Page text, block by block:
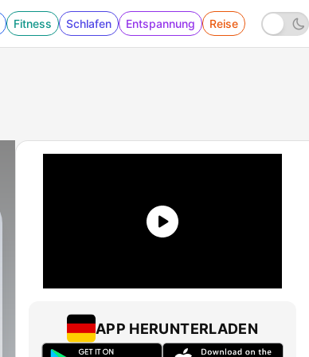
Fitness Schlafen Entspannung Reise
APP HERUNTERLADEN